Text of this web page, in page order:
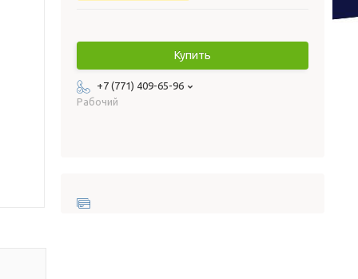
Купить
+7 (771) 409-65-96
Рабочий